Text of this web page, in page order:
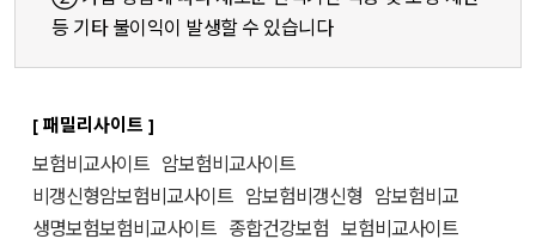
등 기타 불이익이 발생할 수 있습니다
[ 패밀리사이트 ]
보험비교사이트 암보험비교사이트
비갱신형암보험비교사이트 암보험비갱신형 암보험비교
생명보험보험비교사이트 종합건강보험 보험비교사이트